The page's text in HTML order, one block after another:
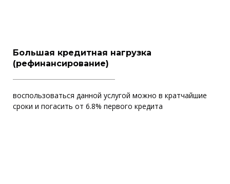
Большая кредитная нагрузка
(рефинансирование)
воспользоваться данной услугой можно в кратчайшие
сроки и погасить от 6.8% первого кредита